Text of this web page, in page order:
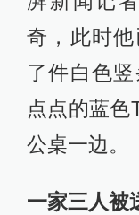
奇，此时
了件白色
点点的蓝色
公桌一边。
一家三人被